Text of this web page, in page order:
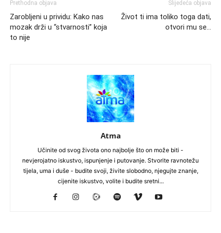
Prethodna objava
Zarobljeni u prividu: Kako nas
mozak drži u “stvarnosti” koja
to nije
Slijedeća objava
Život ti ima toliko toga dati,
otvori mu se…
Atma
Učinite od svog života ono najbolje što on može biti -
nevjerojatno iskustvo, ispunjenje i putovanje. Stvorite ravnotežu
tijela, uma i duše - budite svoji, živite slobodno, njegujte znanje,
cijenite iskustvo, volite i budite sretni...